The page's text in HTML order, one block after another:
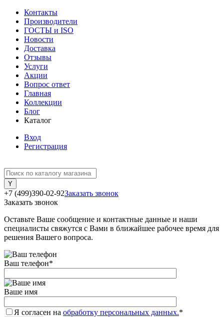
Контакты
Производители
ГОСТЫ и ISO
Новости
Доставка
Отзывы
Услуги
Акции
Вопрос ответ
Главная
Коллекции
Блог
Каталог
Вход
Регистрация
+7 (499)390-02-92Заказать звонок
Заказать звонок
Оставьте Ваше сообщение и контактные данные и наши
специалисты свяжутся с Вами в ближайшее рабочее время для
решения Вашего вопроса.
Ваш телефон*
Ваше имя
Я согласен на обработку персональных данных.*